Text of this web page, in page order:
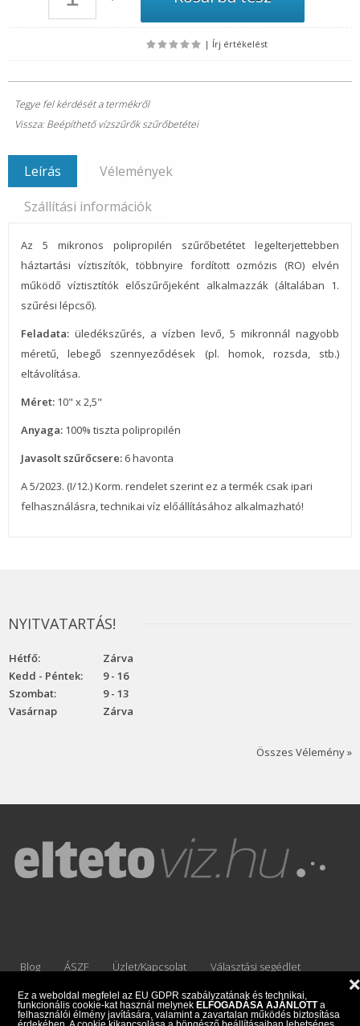
Ez a weboldal megfelel az EU GDPR szabályzatának és technikai,
funkcionális cookie-kat használ melynek ELFOGADÁSA AJÁNLOTTa
felhasználói élmény javítására, valamint a zavartalan működés biztosítása
❌
| Írj értékelést
Tegye fel kérdését a termékről
Vissza: Beépíthető vízszűrők szűrőbetétei
Leírás
Vélemények
Szállítási információk
Az 5 mikronos polipropilén szűrőbetétet legelterjettebben
háztartási víztiszítók, többnyire fordított ozmózis (RO) elvén
működő víztisztítók előszűrőjeként alkalmazzák (általában 1.
szűrési lépcső).
Feladata: üledékszűrés, a vízben levő, 5 mikronnál nagyobb
méretű, lebegő szennyeződések (pl. homok, rozsda, stb.)
eltávolítása.
Méret: 10" x 2,5"
Anyaga: 100% tiszta polipropilén
Javasolt szűrőcsere: 6 havonta
A 5/2023. (I/12.) Korm. rendelet szerint ez a termék csak ipari
felhasználásra, technikai víz előállításához alkalmazható!
NYITVATARTÁS!
Hétfő:
Zárva
Kedd - Péntek:
9 - 16
Szombat:
9 - 13
Vasárnap
Zárva
Összes Vélemény »
Blog ÁSZF Üzlet/Kapcsolat
Választási segédlet
Adatkezelési Tájékoztató